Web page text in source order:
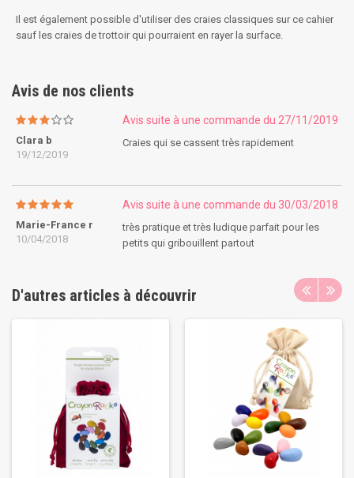
Il est également possible d'utiliser des craies classiques sur ce cahier
sauf les craies de trottoir qui pourraient en rayer la surface.
Avis de nos clients
Clara b
19/12/2019
Avis suite à une commande du 27/11/2019
Craies qui se cassent très rapidement
Marie-France r
10/04/2018
Avis suite à une commande du 30/03/2018
très pratique et très ludique parfait pour les
petits qui gribouillent partout
D'autres articles à découvrir